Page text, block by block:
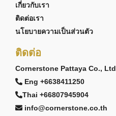
เกี่ยวกับเรา
ติดต่อเรา
นโยบายความเป็นส่วนตัว
ติดต่อ
Cornerstone Pattaya Co., Ltd
Eng +6638411250
Thai +66807945904
info@cornerstone.co.th